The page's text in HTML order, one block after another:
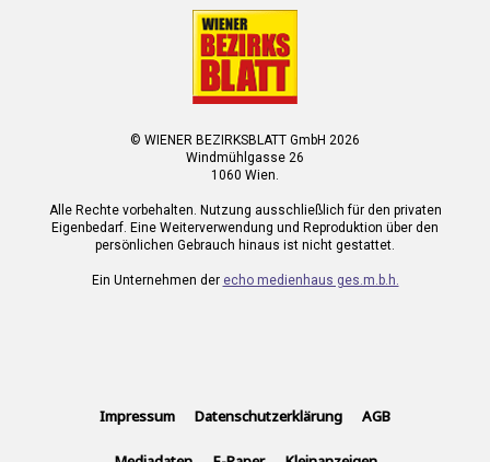
© WIENER BEZIRKSBLATT GmbH 2026
Windmühlgasse 26
1060 Wien.
Alle Rechte vorbehalten. Nutzung ausschließlich für den privaten
Eigenbedarf. Eine Weiterverwendung und Reproduktion über den
persönlichen Gebrauch hinaus ist nicht gestattet.
Ein Unternehmen der echo medienhaus ges.m.b.h.
Impressum Datenschutzerklärung AGB